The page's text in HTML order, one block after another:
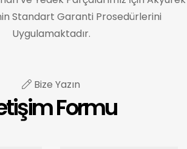
Standart Garanti Prosedürlerini
Uygulamaktadır.
Bize Yazın
Formu